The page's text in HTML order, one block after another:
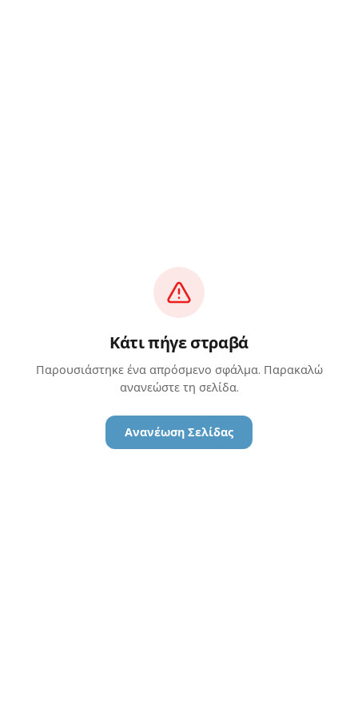
Κάτι πήγε στραβά
Παρουσιάστηκε ένα απρόσμενο σφάλμα. Παρακαλώ
ανανεώστε τη σελίδα.
Ανανέωση Σελίδας